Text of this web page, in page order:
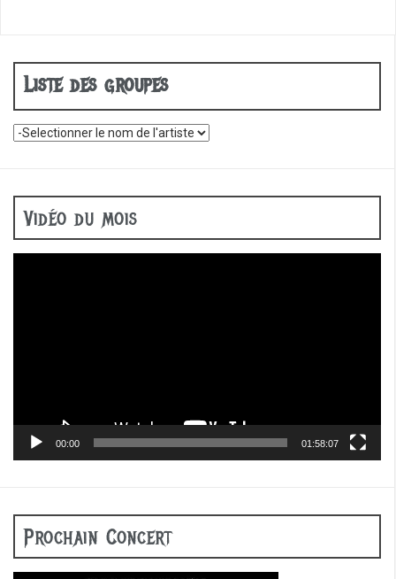
Liste des groupes
Vidéo du mois
00:00 01:58:07
Prochain Concert